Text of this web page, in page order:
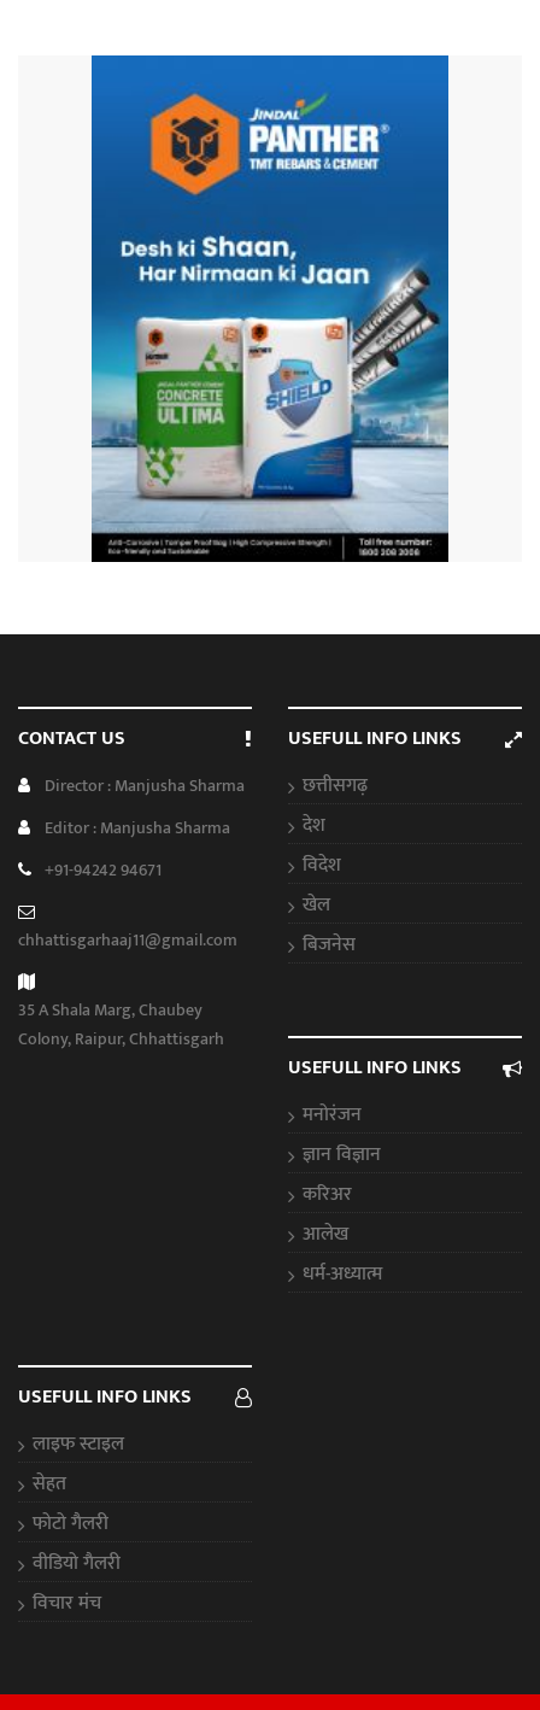
CONTACT US
Director : Manjusha Sharma
Editor : Manjusha Sharma
+91-94242 94671
chhattisgarhaaj11@gmail.com
35 A Shala Marg, Chaubey
Colony, Raipur, Chhattisgarh
USEFULL INFO LINKS
छत्तीसगढ़
देश
विदेश
खेल
बिजनेस
USEFULL INFO LINKS
मनोरंजन
ज्ञान विज्ञान
करिअर
आलेख
धर्म-अध्यात्म
USEFULL INFO LINKS
लाइफ स्टाइल
सेहत
फोटो गैलरी
वीडियो गैलरी
विचार मंच